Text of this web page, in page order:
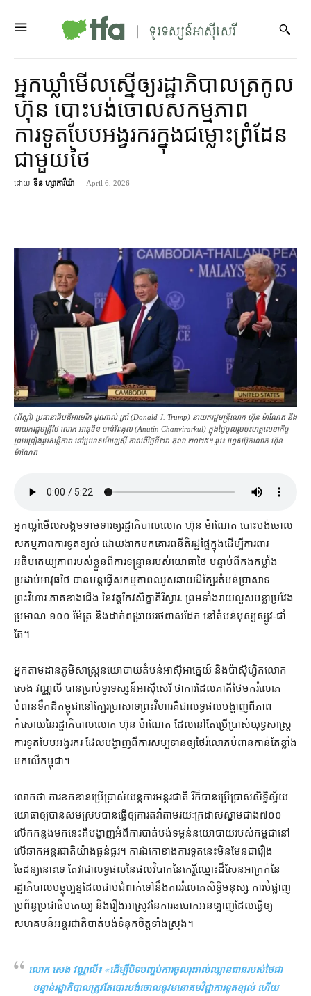
អ្នកឃ្លាំមើល​ស្នើ​ឲ្យ​រដ្ឋាភិបាល​ត្រកូល​
ហ៊ុន បោះបង់ចោល​សកម្មភាព​
ការទូត​បែប​អង្វរករ​ក្នុង​ជម្លោះព្រំដែន​
ជាមួយ​ថៃ
ដោយ ទីន ហ្សាការីយ៉ា - April 6, 2026
(ពី​ស្ដាំ) ប្រធានាធិបតី​អាមេរិក ដូណាល់ ត្រាំ (Donald J. Trump) នាយករដ្ឋមន្ត្រី​លោក ហ៊ុន ម៉ាណែត និង​
នាយករដ្ឋមន្ត្រី​ថៃ លោក អានុទីន ចាន់វីរៈគុល (Anutin Chanvirarkul) ក្នុង​ថ្ងៃ​ចូលរួម​ចុះ​ហត្ថលេខា​កិច្ច​
ព្រមព្រៀង​រួម​សន្តិភាព នៅ​ប្រទេស​ម៉ាឡេស៊ី កាល​ពី​ថ្ងៃទី២៦ តុលា ២០២៥។ រូប៖ ហ្វេសប៊ុកលោក ហ៊ុន
ម៉ាណែត
អ្នកឃ្លាំមើល​សង្គម​ទាមទារ​ឲ្យ​រដ្ឋាភិបាល​លោក ហ៊ុន ម៉ាណែត បោះបង់​ចោល​
សកម្មភាព​ការទូត​ខ្យល់ ដោយ​ងាក​មក​គោរព​នីតិរដ្ឋ​ផ្ទៃក្នុង​ដើម្បី​ការពារ​
អធិបតេយ្យភាព​របស់​ខ្លួន​ពី​ការទន្ទ្រាន​របស់​យោធា​ថៃ បន្ទាប់ពី​កងកម្លាំង
ប្រដាប់អាវុធ​ថៃ បាន​បន្ត​ធ្វើ​សកម្មភាព​ឈូស​ឆាយ​ដី​ក្បែរ​តំបន់​ប្រាសាទ​
ព្រះវិហារ ភាគ​ខាងជើង នៃ​វត្ត​កែវសិក្ខាគិរីស្វារៈ ព្រមទាំង​រាយ​លួស​បន្លា​ប្រវែង​
ប្រមាណ ១០០ ម៉ែត្រ និង​ដាក់​ពង្រាយ​រថពាសដែក នៅ​តំបន់​បុស្ស​ស្បូវ​-​ជាំ​
តែ។
អ្នក​តាមដាន​ភូមិសាស្ត្រ​នយោបាយ​តំបន់​អាស៊ីអាគ្នេយ៍ និង​ប៉ាស៊ីហ្វិក​លោក
សេង វណ្ណលី បាន​ប្រាប់​ទូរទស្សន៍​អាស៊ីសេរី ថា​ការដែល​ភាគី​ថៃ​មក​រំលោភ
បំពាន​ទឹកដី​កម្ពុជា​នៅ​ក្បែរ​ប្រាសាទព្រះវិហារ​គឺជា​លទ្ធផល​បង្ហាញ​ពី​ភាព​
កំសោយ​នៃ​រដ្ឋាភិបាល​លោក ហ៊ុន ម៉ាណែត ដែល​នៅតែ​ប្រើប្រាស់​យុទ្ធសាស្ត្រ​
ការ​ទូត​បែប​អង្វរករ ដែល​បង្ហាញ​ពី​ការ​សម្បទាន​ឲ្យ​ថៃ​រំលោភបំពាន​កាន់តែ​ខ្លាំង​
មក​លើ​កម្ពុជា។
លោក​ថា ការ​ខកខាន​ប្រើប្រាស់​យន្តការ​អន្តរជាតិ រឺ​ក៏​បាន​ប្រើប្រាស់​សិទ្ធិ​ស្វ័យ​
យោធា​ឲ្យ​បាន​សមស្រប​បាន​ធ្វើ​ឲ្យ​ការ​តវ៉ា​តាមរយៈ​ក្រដាស​ស្នាម​ជាង​៧០០​
លើក​កន្លង​មកនេះ​គឺ​បង្ហាញ​អំពី​ការបាត់បង់​ទម្ងន់​នយោបាយ​របស់​កម្ព​ជា​នៅ​
លើ​ឆាក​អន្តរជាតិ​យ៉ាងធ្ងន់ធ្ងរ​។ ការ​ឯកោ​ខាង​ការទូត​នេះ​មិនមែន​ជា​រឿង​
ចៃដន្យ​នោះ​ទេ តែ​វា​ជា​លទ្ធផល​នៃ​ផលវិបាក​នៃ​កេរ្តិ៍ឈ្មោះ​ដ៏​សែន​អាក្រក់​នៃ​
រដ្ឋាភិបាល​បច្ចុប្បន្ន​ដែល​ជាប់ជំពាក់​ទៅ​នឹង​ការ​រំលោភ​សិទ្ធិមនុស្ស ការបំផ្លាញ​
ប្រព័ន្ធ​ប្រជាធិបតេយ្យ និង​រឿងអាស្រូវ​នៃ​ការ​ឆបោក​អនឡាញ​ដែល​ធ្វើ​ឲ្យ​
សហគមន៍​អន្តរជាតិ​បាត់បង់​ទំនុកចិត្ត​ទាំងស្រុង។
លោក សេង វណ្ណលី៖ «​ដើម្បី​បិទ​បញ្ចប់​ការ​ចូល​រុះ​រាល់​ឈ្លានពាន​របស់​ថៃ​ជា
បន្ទាន់​រដ្ឋាភិបាល​ត្រូវតែ​បោះបង់ចោល​នូវ​មនោគមវិជ្ជា​ការទូត​ខ្យល់ ហើយ​